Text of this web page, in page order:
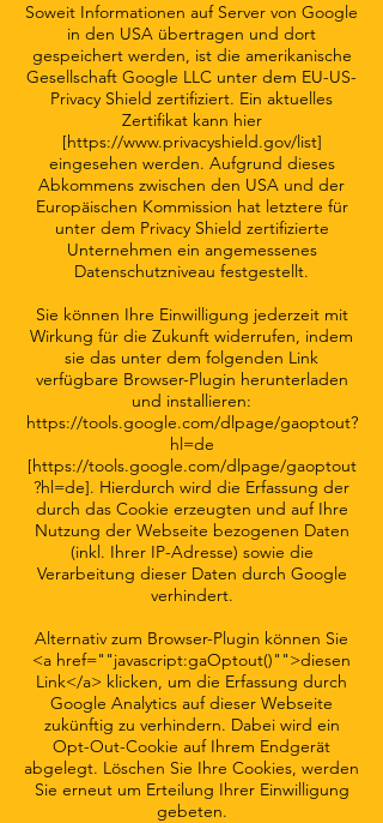
Soweit Informationen auf Server von Google
in den USA übertragen und dort
gespeichert werden, ist die amerikanische
Gesellschaft Google LLC unter dem EU-US-
Privacy Shield zertifiziert. Ein aktuelles
Zertifikat kann hier
[https://www.privacyshield.gov/list]
eingesehen werden. Aufgrund dieses
Abkommens zwischen den USA und der
Europäischen Kommission hat letztere für
unter dem Privacy Shield zertifizierte
Unternehmen ein angemessenes
Datenschutzniveau festgestellt.
Sie können Ihre Einwilligung jederzeit mit
Wirkung für die Zukunft widerrufen, indem
sie das unter dem folgenden Link
verfügbare Browser-Plugin herunterladen
und installieren:
https://tools.google.com/dlpage/gaoptout?
hl=de
[https://tools.google.com/dlpage/gaoptout
?hl=de]. Hierdurch wird die Erfassung der
durch das Cookie erzeugten und auf Ihre
Nutzung der Webseite bezogenen Daten
(inkl. Ihrer IP-Adresse) sowie die
Verarbeitung dieser Daten durch Google
verhindert.
Alternativ zum Browser-Plugin können Sie
<a href=""javascript:gaOptout()"">diesen
Link</a> klicken, um die Erfassung durch
Google Analytics auf dieser Webseite
zukünftig zu verhindern. Dabei wird ein
Opt-Out-Cookie auf Ihrem Endgerät
abgelegt. Löschen Sie Ihre Cookies, werden
Sie erneut um Erteilung Ihrer Einwilligung
gebeten.